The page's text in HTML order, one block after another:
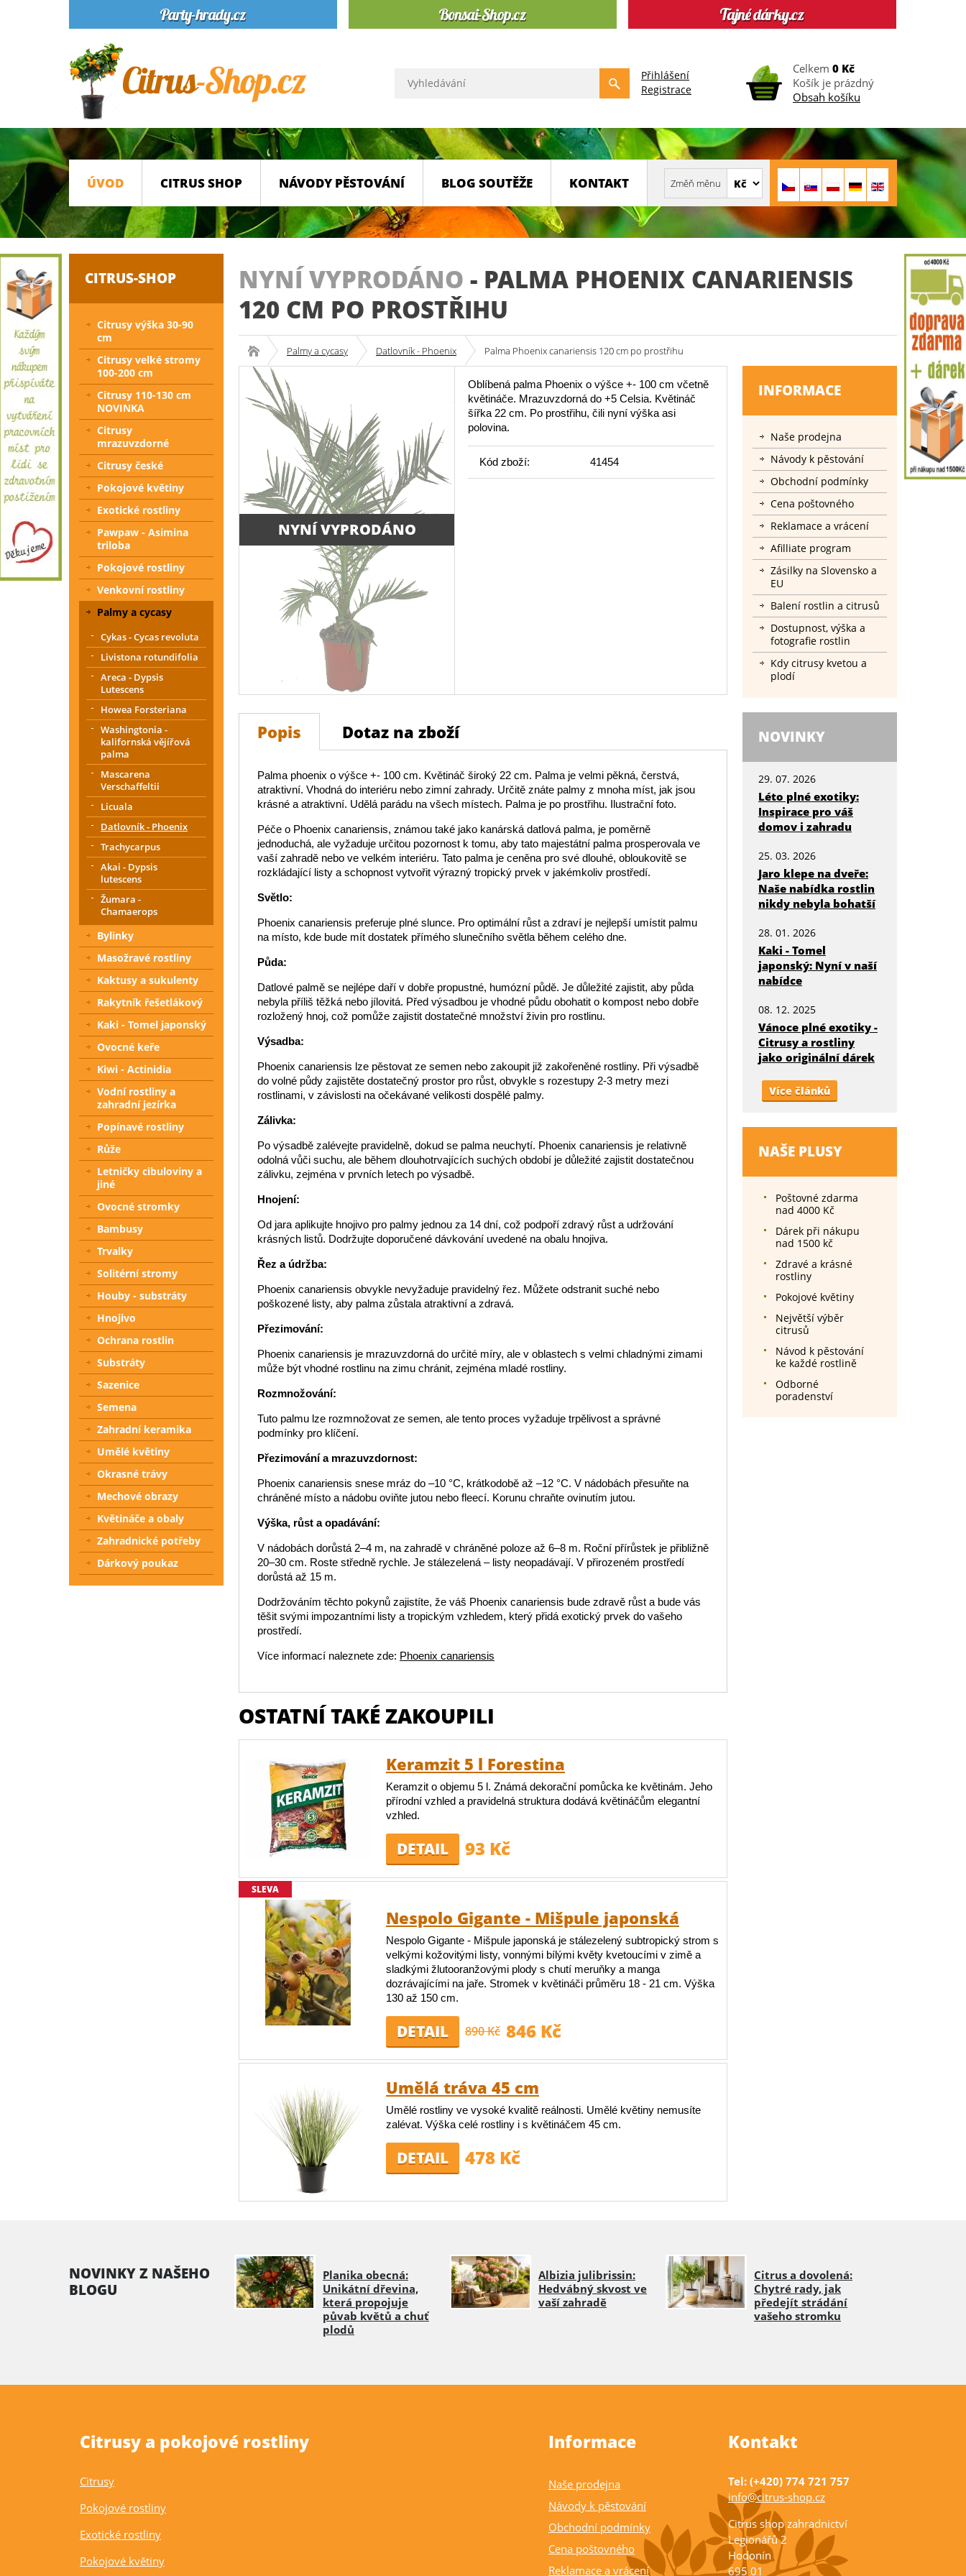
Přihlášení
Registrace
Celkem 0 Kč
Košík je prázdný
Obsah košíku
ÚVOD CITRUS SHOP NÁVODY PĚSTOVÁNÍ BLOG SOUTĚŽE KONTAKT
NYNÍ VYPRODÁNO - PALMA PHOENIX CANARIENSIS
120 CM PO PROSTŘIHU
Palmy a cycasy Datlovník - Phoenix Palma Phoenix canariensis 120 cm po prostřihu
NYNÍ VYPRODÁNO
Oblíbená palma Phoenix o výšce +- 100 cm včetně
květináče. Mrazuvzdorná do +5 Celsia. Květináč
šířka 22 cm. Po prostřihu, čili nyní výška asi
polovina.
Kód zboží: 41454
Popis Dotaz na zboží
Palma phoenix o výšce +- 100 cm. Květináč široký 22 cm. Palma je velmi pěkná, čerstvá,
atraktivní. Vhodná do interiéru nebo zimní zahrady. Určitě znáte palmy z mnoha míst, jak jsou
krásné a atraktivní. Udělá parádu na všech místech. Palma je po prostřihu. Ilustrační foto.
Péče o Phoenix canariensis, známou také jako kanárská datlová palma, je poměrně
jednoduchá, ale vyžaduje určitou pozornost k tomu, aby tato majestátní palma prosperovala ve
vaší zahradě nebo ve velkém interiéru. Tato palma je ceněna pro své dlouhé, obloukovitě se
rozkládající listy a schopnost vytvořit výrazný tropický prvek v jakémkoliv prostředí.
Světlo:
Phoenix canariensis preferuje plné slunce. Pro optimální růst a zdraví je nejlepší umístit palmu
na místo, kde bude mít dostatek přímého slunečního světla během celého dne.
Půda:
Datlové palmě se nejlépe daří v dobře propustné, humózní půdě. Je důležité zajistit, aby půda
nebyla příliš těžká nebo jílovitá. Před výsadbou je vhodné půdu obohatit o kompost nebo dobře
rozložený hnoj, což pomůže zajistit dostatečné množství živin pro rostlinu.
Výsadba:
Phoenix canariensis lze pěstovat ze semen nebo zakoupit již zakořeněné rostliny. Při výsadbě
do volné půdy zajistěte dostatečný prostor pro růst, obvykle s rozestupy 2-3 metry mezi
rostlinami, v závislosti na očekávané velikosti dospělé palmy.
Zálivka:
Po výsadbě zalévejte pravidelně, dokud se palma neuchytí. Phoenix canariensis je relativně
odolná vůči suchu, ale během dlouhotrvajících suchých období je důležité zajistit dostatečnou
zálivku, zejména v prvních letech po výsadbě.
Hnojení:
Od jara aplikujte hnojivo pro palmy jednou za 14 dní, což podpoří zdravý růst a udržování
krásných listů. Dodržujte doporučené dávkování uvedené na obalu hnojiva.
Řez a údržba:
Phoenix canariensis obvykle nevyžaduje pravidelný řez. Můžete odstranit suché nebo
poškozené listy, aby palma zůstala atraktivní a zdravá.
Přezimování:
Phoenix canariensis je mrazuvzdorná do určité míry, ale v oblastech s velmi chladnými zimami
může být vhodné rostlinu na zimu chránit, zejména mladé rostliny.
Rozmnožování:
Tuto palmu lze rozmnožovat ze semen, ale tento proces vyžaduje trpělivost a správné
podmínky pro klíčení.
Přezimování a mrazuvzdornost:
Phoenix canariensis snese mráz do –10 °C, krátkodobě až –12 °C. V nádobách přesuňte na
chráněné místo a nádobu oviňte jutou nebo fleecí. Korunu chraňte ovinutím jutou.
Výška, růst a opadávání:
V nádobách dorůstá 2–4 m, na zahradě v chráněné poloze až 6–8 m. Roční přírůstek je přibližně
20–30 cm. Roste středně rychle. Je stálezelená – listy neopadávají. V přirozeném prostředí
dorůstá až 15 m.
Dodržováním těchto pokynů zajistíte, že váš Phoenix canariensis bude zdravě růst a bude vás
těšit svými impozantními listy a tropickým vzhledem, který přidá exotický prvek do vašeho
prostředí.
Více informací naleznete zde: Phoenix canariensis
OSTATNÍ TAKÉ ZAKOUPILI
Keramzit 5 l Forestina
Keramzit o objemu 5 l. Známá dekorační pomůcka ke květinám. Jeho
přírodní vzhled a pravidelná struktura dodává květináčům elegantní
vzhled.
DETAIL 93 Kč
SLEVA
Nespolo Gigante - Mišpule japonská
Nespolo Gigante - Mišpule japonská je stálezelený subtropický strom s
velkými kožovitými listy, vonnými bílými květy kvetoucími v zimě a
sladkými žlutooranžovými plody s chutí meruňky a manga
dozrávajícími na jaře. Stromek v květináči průměru 18 - 21 cm. Výška
130 až 150 cm.
DETAIL 890 Kč 846 Kč
Umělá tráva 45 cm
Umělé rostliny ve vysoké kvalitě reálnosti. Umělé květiny nemusíte
zalévat. Výška celé rostliny i s květináčem 45 cm.
DETAIL 478 Kč
INFORMACE
Naše prodejna
Návody k pěstování
Obchodní podmínky
Cena poštovného
Reklamace a vrácení
Afilliate program
Zásilky na Slovensko a
EU
Balení rostlin a citrusů
Dostupnost, výška a
fotografie rostlin
Kdy citrusy kvetou a
plodí
NOVINKY
29. 07. 2026
Léto plné exotiky:
Inspirace pro váš
domov i zahradu
25. 03. 2026
Jaro klepe na dveře:
Naše nabídka rostlin
nikdy nebyla bohatší
28. 01. 2026
Kaki - Tomel
japonský: Nyní v naší
nabídce
08. 12. 2025
Vánoce plné exotiky -
Citrusy a rostliny
jako originální dárek
Více článků
NAŠE PLUSY
Poštovné zdarma
nad 4000 Kč
Dárek při nákupu
nad 1500 kč
Zdravé a krásné
rostliny
Pokojové květiny
Největší výběr
citrusů
Návod k pěstování
ke každé rostlině
Odborné
poradenství
CITRUS-SHOP
Citrusy výška 30-90
cm
Citrusy velké stromy
100-200 cm
Citrusy 110-130 cm
NOVINKA
Citrusy
mrazuvzdorné
Citrusy české
Pokojové květiny
Exotické rostliny
Pawpaw - Asimina
triloba
Pokojové rostliny
Venkovní rostliny
Palmy a cycasy
Cykas - Cycas revoluta
Livistona rotundifolia
Areca - Dypsis
Lutescens
Howea Forsteriana
Washingtonia -
kalifornská vějířová
palma
Mascarena
Verschaffeltii
Licuala
Datlovník - Phoenix
Trachycarpus
Akai - Dypsis
lutescens
Žumara -
Chamaerops
Bylinky
Masožravé rostliny
Kaktusy a sukulenty
Rakytník řešetlákový
Kaki - Tomel japonský
Ovocné keře
Kiwi - Actinidia
Vodní rostliny a
zahradní jezírka
Popínavé rostliny
Růže
Letničky cibuloviny a
jiné
Ovocné stromky
Bambusy
Trvalky
Solitérní stromy
Houby - substráty
Hnojivo
Ochrana rostlin
Substráty
Sazenice
Semena
Zahradní keramika
Umělé květiny
Okrasné trávy
Mechové obrazy
Květináče a obaly
Zahradnické potřeby
Dárkový poukaz
NOVINKY Z NAŠEHO
BLOGU
Planika obecná:
Unikátní dřevina,
která propojuje
půvab květů a chuť
plodů
Albizia julibrissin:
Hedvábný skvost ve
vaší zahradě
Citrus a dovolená:
Chytré rady, jak
předejít strádání
vašeho stromku
Citrusy a pokojové rostliny
Citrusy
Pokojové rostliny
Exotické rostliny
Pokojové květiny
Informace
Naše prodejna
Návody k pěstování
Obchodní podmínky
Cena poštovného
Reklamace a vrácení
Kontakt
Tel: (+420) 774 721 757
info@citrus-shop.cz
Citrus shop zahradnictví
Legionářů 2
Hodonín
695 01